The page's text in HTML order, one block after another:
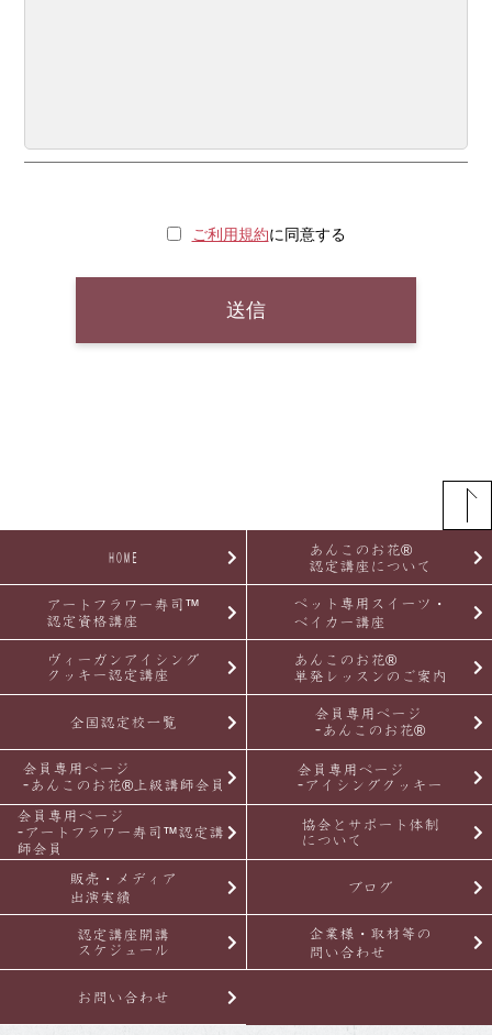
ご利用規約に同意する
HOME
あんこのお花®
認定講座について
アートフラワー寿司™
認定資格講座
ペット専用スイーツ・
ベイカー講座
ヴィーガンアイシング
クッキー認定講座
あんこのお花®
単発レッスンのご案内
全国認定校一覧
会員専用ページ
-あんこのお花®
会員専用ページ
-あんこのお花®上級講師会員
会員専用ページ
-アイシングクッキー
会員専用ページ
-アートフラワー寿司™認定講
師会員
協会とサポート体制
について
販売・メディア
出演実績
ブログ
認定講座開講
スケジュール
企業様・取材等の
問い合わせ
お問い合わせ